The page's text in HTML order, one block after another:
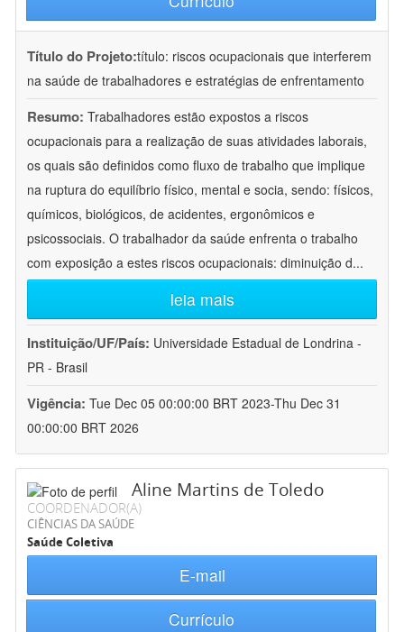
Título do Projeto:título: riscos ocupacionais que interferem
na saúde de trabalhadores e estratégias de enfrentamento
Resumo: Trabalhadores estão expostos a riscos
ocupacionais para a realização de suas atividades laborais,
os quais são definidos como fluxo de trabalho que implique
na ruptura do equilíbrio físico, mental e socia, sendo: físicos,
químicos, biológicos, de acidentes, ergonômicos e
psicossociais. O trabalhador da saúde enfrenta o trabalho
com exposição a estes riscos ocupacionais: diminuição d...
leia mais
Instituição/UF/País: Universidade Estadual de Londrina -
PR - Brasil
Vigência: Tue Dec 05 00:00:00 BRT 2023-Thu Dec 31
00:00:00 BRT 2026
Aline Martins de Toledo
COORDENADOR(A)
CIÊNCIAS DA SAÚDE
Saúde Coletiva
E-mail
Currículo